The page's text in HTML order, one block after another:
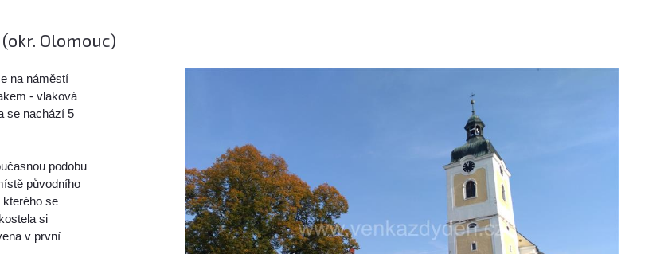
Olomouc)
na náměstí
- vlaková
se nachází 5
podobu
původního
se
si
v první